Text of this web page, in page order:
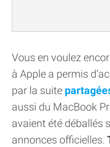
Vous en voulez
à Apple a permis
par la suite
aussi du MacBook
avaient été déballés
annonces officielles.